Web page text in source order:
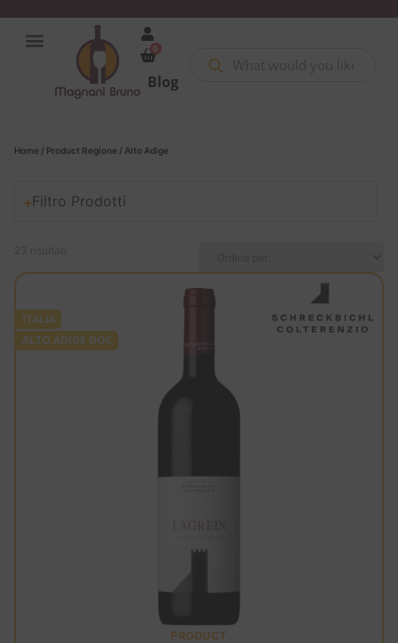
0
Blog
Home / Product Regione / Alto Adige
Filtro Prodotti
ITALIA
ALTO ADIGE DOC
PRODUCT